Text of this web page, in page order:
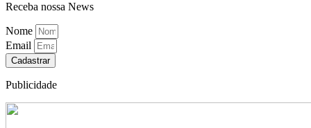
Receba nossa News
Nome
Email
Cadastrar
Publicidade